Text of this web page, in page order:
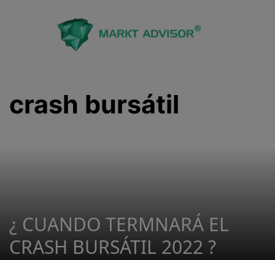
crash bursátil
¿ CUANDO TERMNARÁ EL
CRASH BURSÁTIL 2022 ?